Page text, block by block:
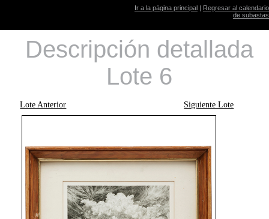
Ir a la página principal | Regresar al calendario
de subastas
Descripción detallada
Lote 6
Lote Anterior Siguiente Lote